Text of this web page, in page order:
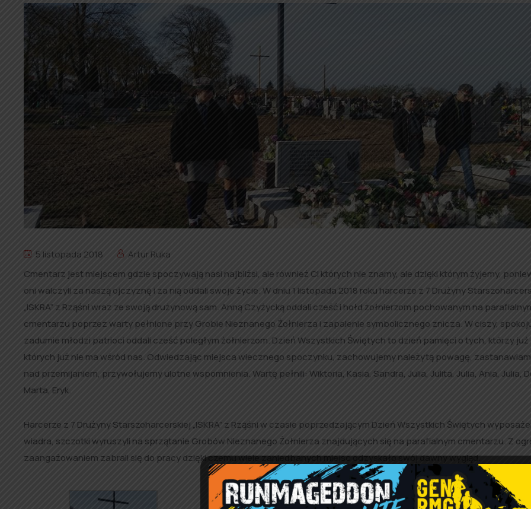
5 listopada 2018
Artur Ruka
Cmentarz jest miejscem gdzie spoczywają nasi najbliżsi, ale również Ci których nie znamy, ale dzięki którym żyjemy,
oni walczyli za naszą ojczyznę i za nią oddali swoje życie. W dniu 1 listopada 2018 roku harcerze z 7 Drużyny
„ISKRA” z Rząśni wraz ze swoją drużynową sam. Anną Czyżycką oddali cześć i hołd żołnierzom pochowanym na
cmentarzu poprzez warty pełnione przy Grobie Nieznanego Żołnierza i zapalenie symbolicznego znicza. W ciszy,
zadumie młodzi patrioci oddali cześć poległym żołnierzom. Dzień Wszystkich Świętych to dzień pamięci o tych, którzy
których już nie ma wśród nas. Odwiedzając miejsca wiecznego spoczynku, zachowujemy należytą powagę,
nad przemijaniem, przywołujemy ulotne wspomnienia. Wartę pełnili: Wiktoria, Kasia, Sandra, Julia, Julita, Julia, Ania, Julia,
Marta, Eryk.
Harcerze z 7 Drużyny Starszoharcerskiej „ISKRA” z Rząśni w czasie poprzedzającym Dzień Wszystkich Świętych
wiadra, szczotki wyruszyli na sprzątanie Grobów Nieznanego Żołnierza znajdujących się na parafialnym cmentarzu. Z
zaangażowaniem zabrali się do pracy dzięki czemu wiele zaniedbanych miejsc odzyskało swój dawny wygląd.